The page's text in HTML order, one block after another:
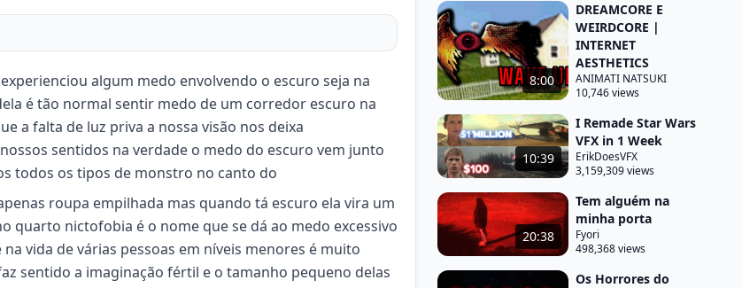
algum medo envolvendo o escuro seja na
é tão normal sentir medo de um corredor escuro na
a falta de luz priva a nossa visão nos deixa
sentidos na verdade o medo do escuro vem junto
todos os tipos de monstro no canto do
roupa empilhada mas quando tá escuro ela vira um
quarto nictofobia é o nome que se dá ao medo excessivo
vida de várias pessoas em níveis menores é muito
sentido a imaginação fértil e o tamanho pequeno delas
8:00
DREAMCORE E
WEIRDCORE |
INTERNET
AESTHETICS
ANIMATI NATSUKI
10,746 views
10:39
I Remade Star Wars
VFX in 1 Week
ErikDoesVFX
3,159,309 views
20:38
Tem alguém na
minha porta
Fyori
498,368 views
Os Horrores do